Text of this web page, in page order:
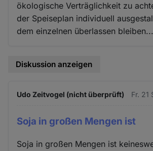
ökologische Verträglichkeit zu
der Speiseplan individuell
dem einzelnen überlassen bleiben...
Diskussion anzeigen
Udo Zeitvogel (nicht überprüft) Fr. 21
Soja in großen Mengen ist
Soja in großen Mengen ist